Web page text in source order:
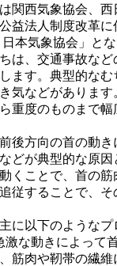
関西気象協会、
益法人制度改革に
本気象協会」とな
は、交通事故な
ます。典型的な
気などがあります
重度のものまで
後方向の首の動
どが典型的な原因
くことで、首の
従することで、
に以下のようなプ
激な動きによって
筋肉や靭帯の繊